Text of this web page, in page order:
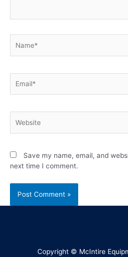
Save my name, email, and
next time I comment.
Copyright © McIntire